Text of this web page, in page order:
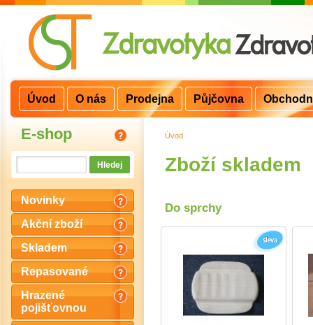
E-shop
Novinky
Akční zboží
Skladem
Repasované
Hrazené
pojišťovnou
Úvod
Zboží skladem
Do sprchy
Úvod O nás Prodejna Půjčovna